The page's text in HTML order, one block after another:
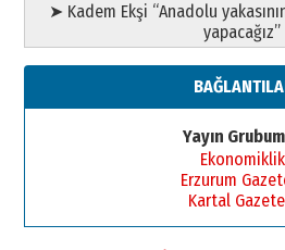
➤ Kadem Ekşi “Anadolu
yapacağız”
Yayın
Ekonomiklik
Erzurum
Kartal